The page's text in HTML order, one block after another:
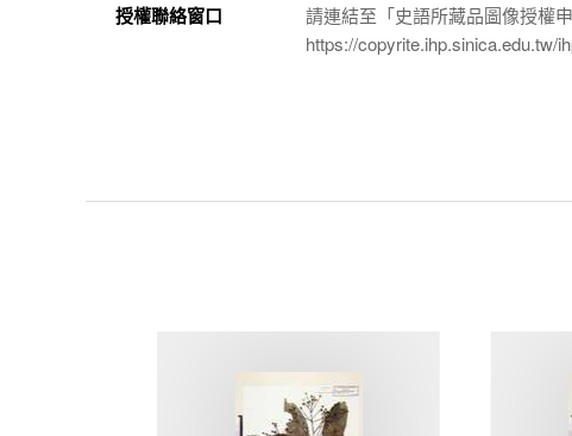
授權聯絡窗口
請連結至「史語所藏品圖像授權
https://copyrite.ihp.sinica.edu.tw/